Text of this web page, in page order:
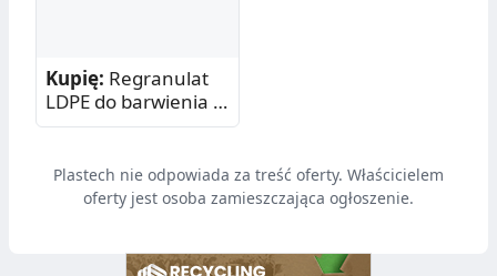
Kupię: Regranulat
LDPE do barwienia -
neutralny
Plastech nie odpowiada za treść oferty. Właścicielem
oferty jest osoba zamieszczająca ogłoszenie.